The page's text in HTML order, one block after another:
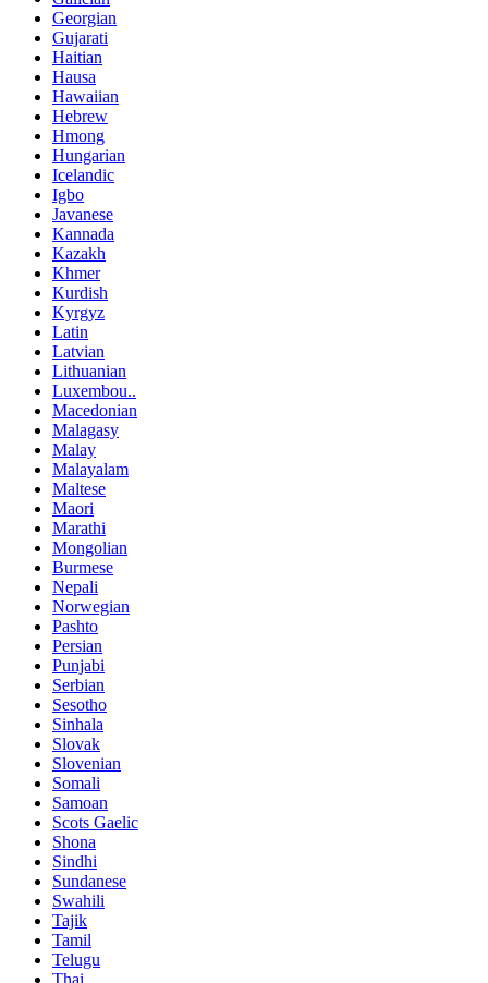
Georgian
Gujarati
Haitian
Hausa
Hawaiian
Hebrew
Hmong
Hungarian
Icelandic
Igbo
Javanese
Kannada
Kazakh
Khmer
Kurdish
Kyrgyz
Latin
Latvian
Lithuanian
Luxembou..
Macedonian
Malagasy
Malay
Malayalam
Maltese
Maori
Marathi
Mongolian
Burmese
Nepali
Norwegian
Pashto
Persian
Punjabi
Serbian
Sesotho
Sinhala
Slovak
Slovenian
Somali
Samoan
Scots Gaelic
Shona
Sindhi
Sundanese
Swahili
Tajik
Tamil
Telugu
Thai